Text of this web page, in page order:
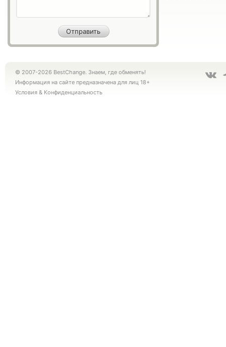
© 2007-2026 BestChange. Знаем, где обменять!
Информация на сайте предназначена для лиц 18+
Условия & Конфиденциальность